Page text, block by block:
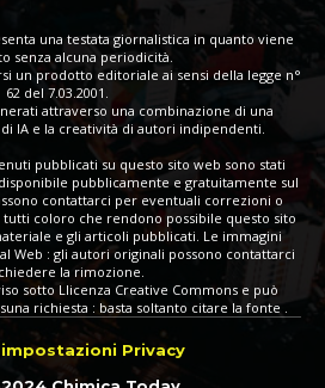
una testata giornalistica in quanto viene
senza alcuna periodicità.
un prodotto editoriale ai sensi della legge n°
62 del 7.03.2001.
attraverso una combinazione di una
IA e la creatività di autori indipendenti.
pubblicati su questo sito web sono stati
pubblicamente e gratuitamente sul
contattarci per eventuali correzioni o
coloro che rendono possibile questo sito
e gli articoli pubblicati. Le immagini
Web : gli autori originali possono contattarci
la rimozione.
sotto Llicenza Creative Commons e può
richiesta : basta soltanto citare la fonte .
impostazioni Privacy